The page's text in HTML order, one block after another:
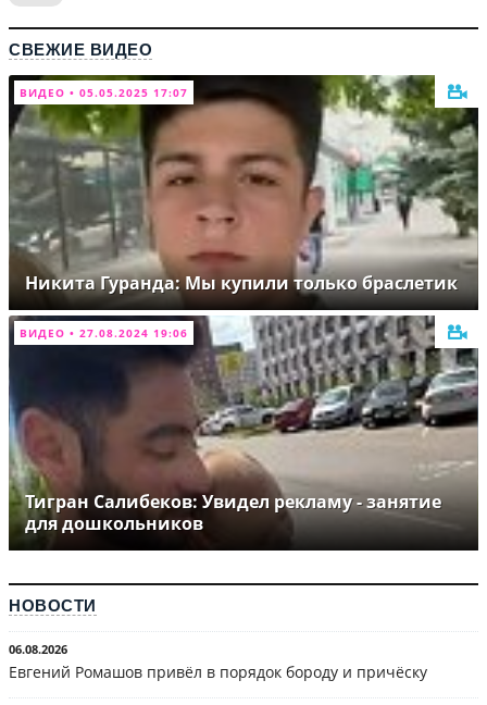
СВЕЖИЕ ВИДЕО
ВИДЕО • 05.05.2025 17:07
Никита Гуранда: Мы купили только браслетик
ВИДЕО • 27.08.2024 19:06
Тигран Салибеков: Увидел рекламу - занятие
для дошкольников
НОВОСТИ
06.08.2026
Евгений Ромашов привёл в порядок бороду и причёску